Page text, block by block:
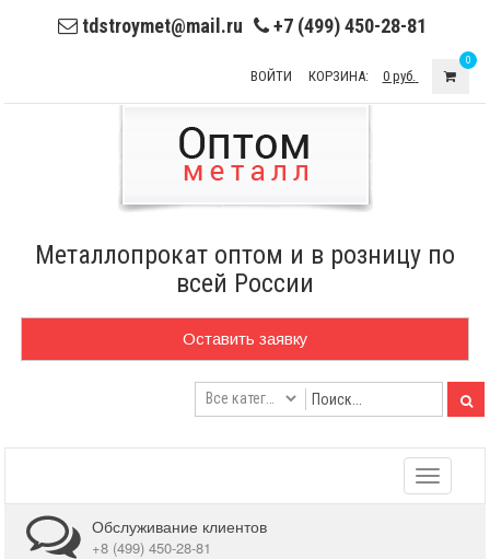
tdstroymet@mail.ru +7 (499) 450-28-81
ВОЙТИ КОРЗИНА: 0 руб.
0
Металлопрокат оптом и в розницу по
всей России
Оставить заявку
Toggle
Обслуживание клиентов
+8 (499) 450-28-81